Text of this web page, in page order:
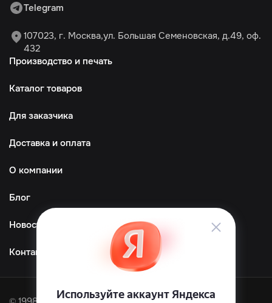
Telegram
107023, г. Москва,ул. Большая Семеновская, д.49, оф.
432
Производство и печать
Каталог товаров
Для заказчика
Доставка и оплата
О компании
Блог
Новости
Контакты